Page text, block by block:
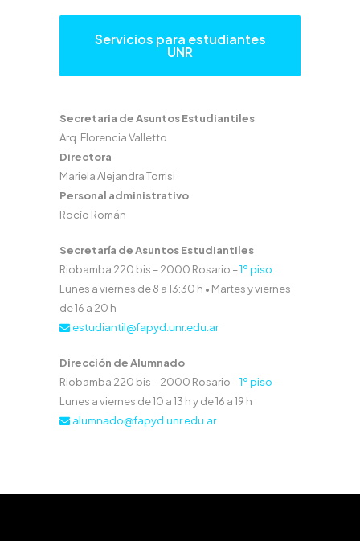
Servicios para estudiantes
UNR
Secretaria de Asuntos Estudiantiles
Arq. Florencia Valletto
Directora
Mariela Alejandra Torrisi
Personal administrativo
Rocío Román
Secretaría de Asuntos Estudiantiles
Riobamba 220 bis – 2000 Rosario –1º piso
Lunes a viernes de 8 a 13:30 h • Martes y viernes
de 16 a 20 h
estudiantil@fapyd.unr.edu.ar
Dirección de Alumnado
Riobamba 220 bis – 2000 Rosario –1º piso
Lunes a viernes de 10 a 13 h y de 16 a 19 h
alumnado@fapyd.unr.edu.ar